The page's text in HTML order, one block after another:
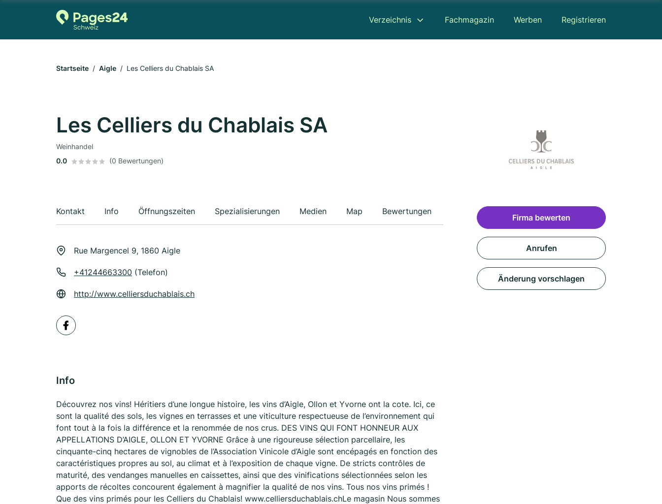
Verzeichnis Fachmagazin Werben Registrieren
Startseite Aigle Les Celliers du Chablais SA
Les Celliers du Chablais SA
Weinhandel
0.0
(0 Bewertungen)
Kontakt Info Öffnungszeiten Spezialisierungen Medien Map Bewertungen
Rue Margencel 9, 1860 Aigle
+41244663300 (Telefon)
http://www.celliersduchablais.ch
Info
Découvrez nos vins! Héritiers d’une longue histoire, les vins d’Aigle, Ollon et Yvorne ont la cote. Ici, ce
sont la qualité des sols, les vignes en terrasses et une viticulture respectueuse de l’environnement qui
font tout à la fois la différence et la renommée de nos crus. DES VINS QUI FONT HONNEUR AUX
APPELLATIONS D’AIGLE, OLLON ET YVORNE Grâce à une rigoureuse sélection parcellaire, les
cinquante-cinq hectares de vignobles de l’Association Vinicole d’Aigle sont encépagés en fonction des
caractéristiques propres au sol, au climat et à l’exposition de chaque vigne. De stricts contrôles de
maturité, des vendanges manuelles en caissettes, ainsi que des vinifications sélectionnées selon les
apports de récoltes concourent également à magnifier la qualité de nos vins. Tous nos vins primés !
Que des vins primés pour les Celliers du Chablais! www.celliersduchablais.chLe magasin Nous sommes
Firma bewerten
Anrufen
Änderung vorschlagen